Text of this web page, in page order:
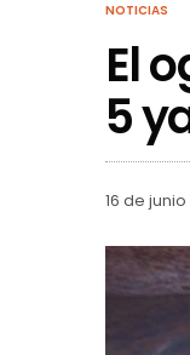
NOTICIAS
El
5
16 de